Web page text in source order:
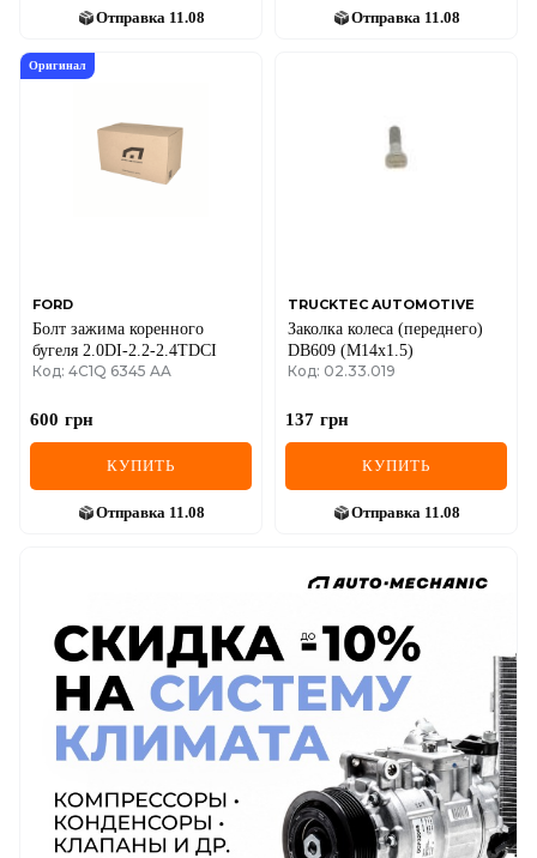
Отправка 11.08 Отправка 11.08
Оригинал
FORD
Болт зажима коренного
бугеля 2.0DI-2.2-2.4TDCI
Код: 4C1Q 6345 AA
600 грн
КУПИТЬ
Отправка 11.08
TRUCKTEC AUTOMOTIVE
Заколка колеса (переднего)
DB609 (M14x1.5)
Код: 02.33.019
137 грн
КУПИТЬ
Отправка 11.08